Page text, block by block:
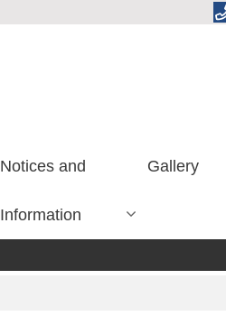
Notices and
Information
Gallery